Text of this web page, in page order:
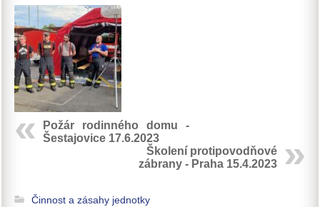
Požár rodinného domu -
Šestajovice 17.6.2023
Školení protipovodňové
zábrany - Praha 15.4.2023
Činnost a zásahy jednotky